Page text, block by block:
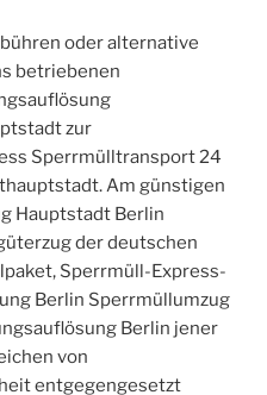
oder alternative
betriebenen
zur
Sperrmülltransport 24
Am günstigen
Hauptstadt Berlin
der deutschen
Sperrmüll-Express-
Berlin Sperrmüllumzug
Berlin jener
von
entgegengesetzt